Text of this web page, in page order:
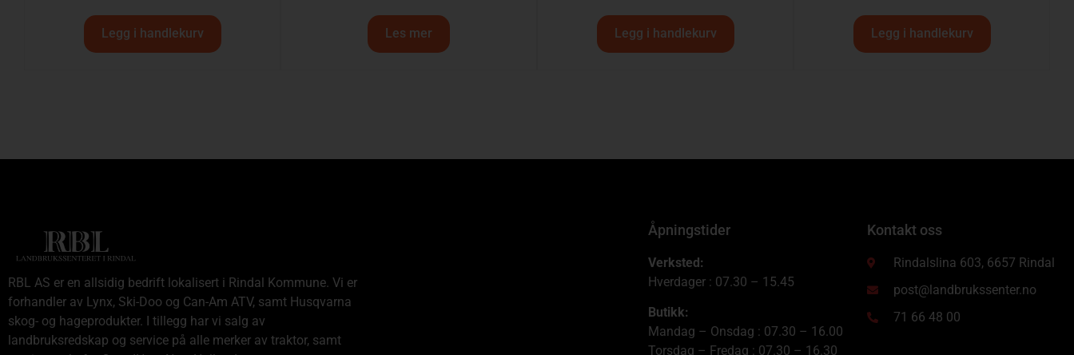
Legg i handlekurv Les mer Legg i handlekurv Legg i handlekurv
RBL AS er en allsidig bedrift lokalisert i Rindal Kommune. Vi er
forhandler av Lynx, Ski-Doo og Can-Am ATV, samt Husqvarna
skog- og hageprodukter. I tillegg har vi salg av
landbruksredskap og service på alle merker av traktor, samt
Åpningstider
Verksted:
Hverdager : 07.30 – 15.45
Butikk:
Mandag – Onsdag : 07.30 – 16.00
Torsdag – Fredag : 07.30 – 16.30
Kontakt oss
Rindalslina 603, 6657 Rindal
post@landbrukssenter.no
71 66 48 00